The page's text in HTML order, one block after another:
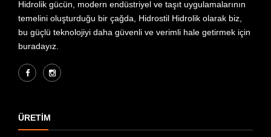
Hidrolik gücün, modern endüstriyel ve taşıt uygulamalarının
temelini oluşturduğu bir çağda, Hidrostil Hidrolik olarak biz,
bu güçlü teknolojiyi daha güvenli ve verimli hale getirmek için
buradayız.
ÜRETİM